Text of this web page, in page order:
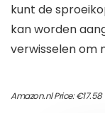
kunt de
kan worden
verwisselen om
Amazon.nl Price:€17.58